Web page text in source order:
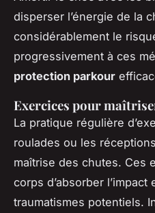
disperser l’énergie de la
considérablement le
progressivement à ces
protection parkour
Exercices pour
La pratique régulière
roulades ou les
maîtrise des chutes. Ces
corps d’absorber
traumatismes potentiels.